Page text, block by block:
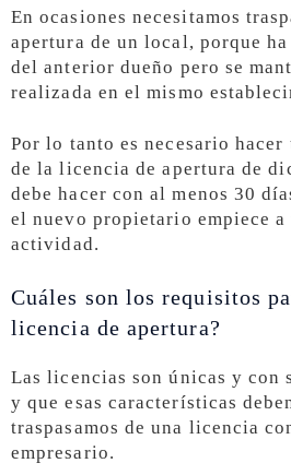
En ocasiones necesitamos
apertura de un local, porque
del anterior dueño pero se
realizada en el mismo
Por lo tanto es necesario
de la licencia de apertura de
debe hacer con al menos 30
el nuevo propietario empiece
actividad.
Cuáles son los requisitos
licencia de apertura?
Las licencias son únicas y con
y que esas características
traspasamos de una licencia
empresario.